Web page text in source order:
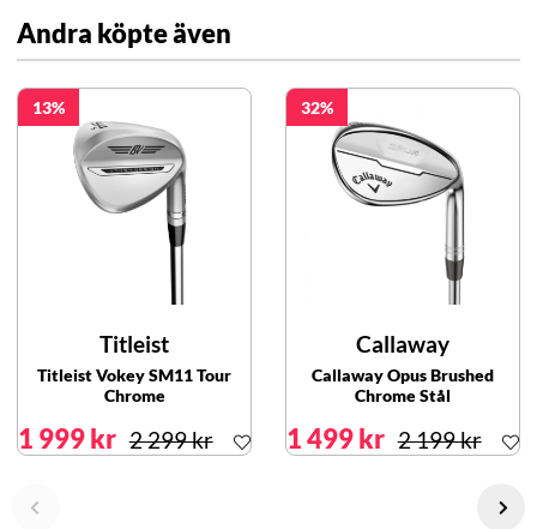
Andra köpte även
13
Titleist
Titleist Vokey SM11 Tour
Chrome
1 999 kr 2 299 kr
32
Callaway
Callaway Opus Brushed
Chrome Stål
1 499 kr 2 199 kr